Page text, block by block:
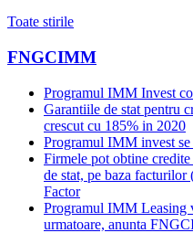
Toate stirile
FNGCIMM
Programul IMM Invest
Garantiile de stat pentru
crescut cu 185% in 2020
Programul IMM invest se
Firmele pot obtine
de stat, pe baza
Factor
Programul IMM Leasing
urmatoare, anunta